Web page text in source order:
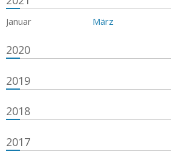
Januar März
2020
2019
2018
2017